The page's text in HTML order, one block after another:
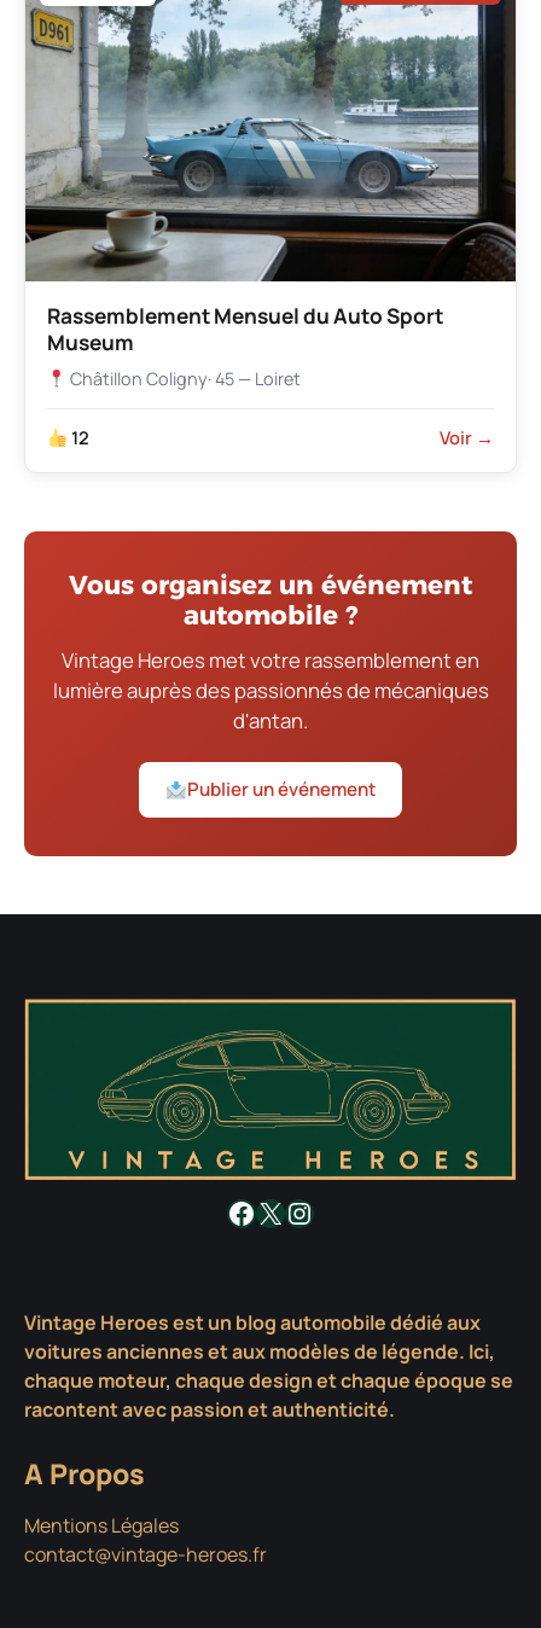
Rassemblement Mensuel du Auto Sport
Museum
Châtillon Coligny· 45 — Loiret
12 Voir →
Vous organisez un événement
automobile ?
Vintage Heroes met votre rassemblement en
lumière auprès des passionnés de mécaniques
d'antan.
Publier un événement
Facebook
X Instagram
Vintage Heroes est un blog automobile dédié aux
voitures anciennes et aux modèles de légende. Ici,
chaque moteur, chaque design et chaque époque se
racontent avec passion et authenticité.
A Propos
Mentions Légales
contact@vintage-heroes.fr